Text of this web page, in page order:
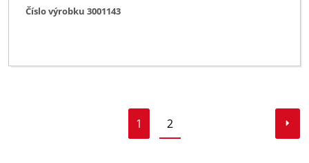
Číslo výrobku 3001143
1 2